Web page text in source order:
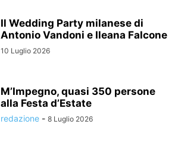
Il Wedding Party milanese di
Antonio Vandoni e Ileana Falcone
10 Luglio 2026
M’Impegno, quasi 350 persone
alla Festa d’Estate
redazione - 8 Luglio 2026